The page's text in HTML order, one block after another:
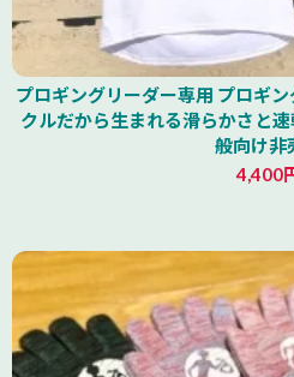
プロギングリーダー専用 プロギ
クルだから生まれる滑らかさと
般向け非
4,400